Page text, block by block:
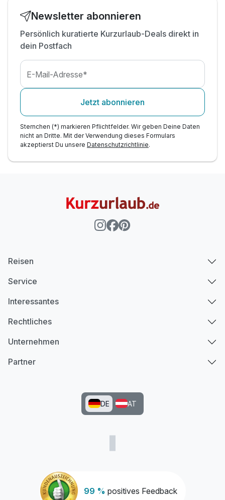
inkl. Nutzung WLAN
Newsletter abonnieren
Persönlich kuratierte Kurzurlaub-Deals direkt in
dein Postfach
E-Mail-Adresse*
Jetzt abonnieren
Sternchen (*) markieren Pflichtfelder. Wir geben Deine Daten
nicht an Dritte. Mit der Verwendung dieses Formulars
akzeptierst Du unsere Datenschutzrichtlinie.
99 % positives Feedback
Reisen
Service
Interessantes
Rechtliches
Unternehmen
Partner
DE AT